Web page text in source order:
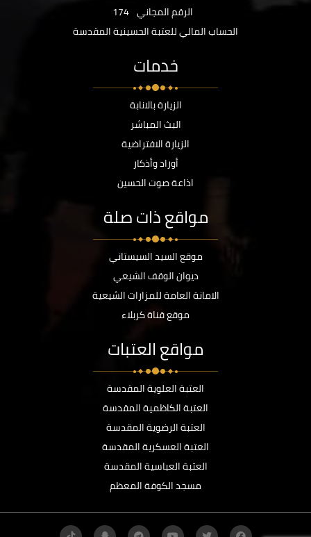
الرقم المجاني 174
الحساب المالي للعتبة الحسينية المقدسة
خدمات
الزيارة بالانابة
البث المباشر
الزيارة الافتراضية
أوراد وأذكار
اذاعة صوت الحسين
مواقع ذات صلة
موقع السيد السيستاني
ديوان الوقف الشيعي
الامانة العامة للمزارات الشيعية
موقع قناة كربلاء
مواقع العتبات
العتبة العلوية المقدسة
العتبة الكاظمية المقدسة
العتبة الرضوية المقدسة
العتبة العسكرية المقدسة
العتبة العباسية المقدسة
مسجد الكوفة المعظم